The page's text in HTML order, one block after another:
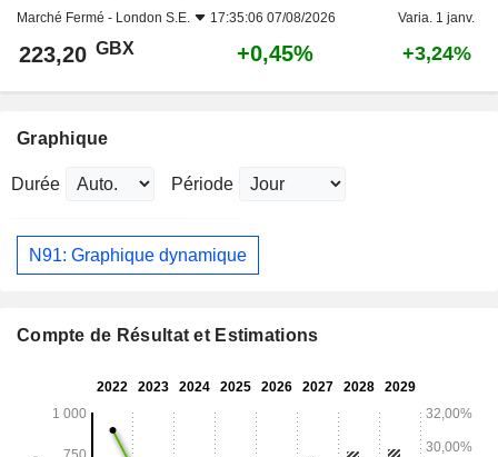
Marché Fermé - London S.E. 17:35:06 07/08/2026 Varia. 1 janv.
223,20 GBX +0,45% +3,24%
Graphique
Durée Période
N91: Graphique dynamique
Compte de Résultat et Estimations